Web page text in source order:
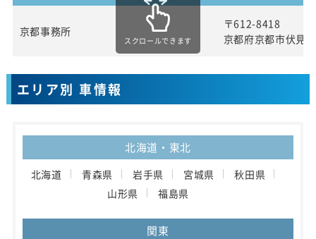
京都事務所
〒612-8418
京都府京都市伏見
スクロールできます
エリア別 車情報
北海道・東北
北海道 青森県 岩手県 宮城県
秋田県
山形県
福島県
関東